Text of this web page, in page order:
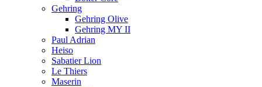
Gehring
Gehring Olive
Gehring MY II
Paul Adrian
Heiso
Sabatier Lion
Le Thiers
Maserin